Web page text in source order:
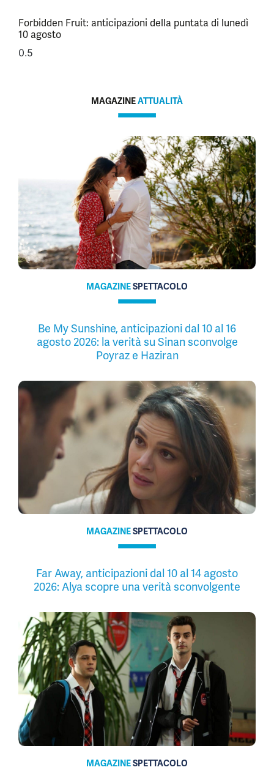
Forbidden Fruit: anticipazioni della puntata di lunedì
10 agosto
MAGAZINEATTUALITÀ
MAGAZINESPETTACOLO
Be My Sunshine, anticipazioni dal 10 al 16
agosto 2026: la verità su Sinan sconvolge
Poyraz e Haziran
MAGAZINESPETTACOLO
Far Away, anticipazioni dal 10 al 14 agosto
2026: Alya scopre una verità sconvolgente
MAGAZINESPETTACOLO